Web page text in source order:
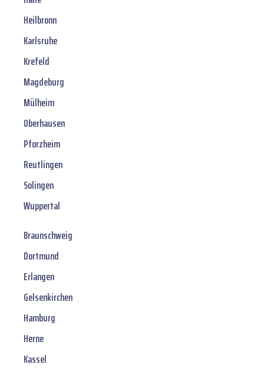
Heilbronn
Karlsruhe
Krefeld
Magdeburg
Mülheim
Oberhausen
Pforzheim
Reutlingen
Solingen
Wuppertal
Braunschweig
Dortmund
Erlangen
Gelsenkirchen
Hamburg
Herne
Kassel